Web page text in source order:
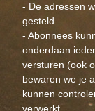
- De adressen
gesteld.
- Abonnees
onderdaan
versturen (ook
bewaren we je
kunnen
verwerkt.